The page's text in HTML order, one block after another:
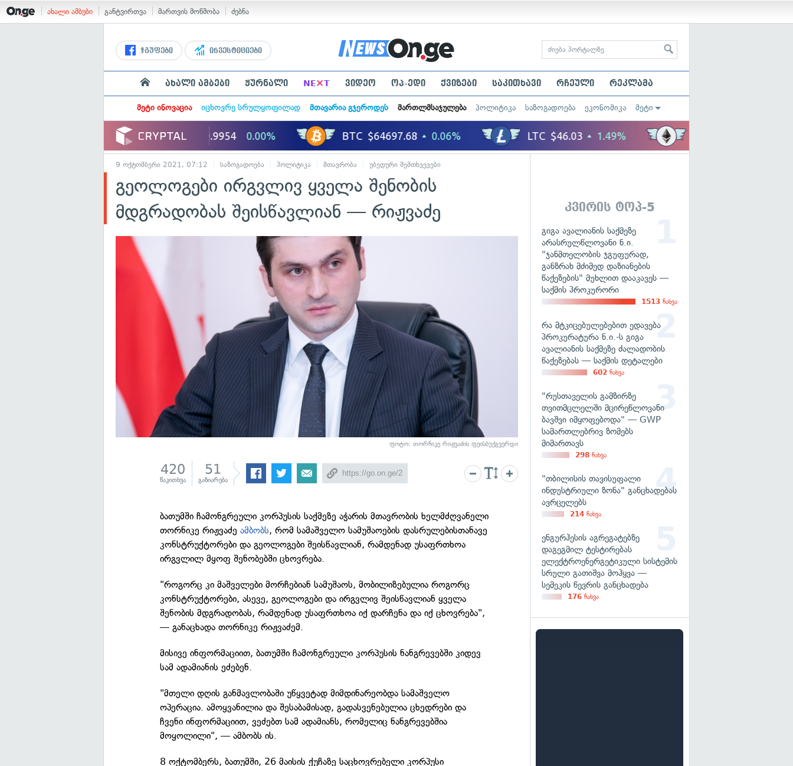
ახალი ამბები განტვირთვა მართვის მოწმობა ძებნა
ჯგუფები ინვესტიციები
ახალი ამბები ჟურნალი NE×T ვიდეო ოპ-ედი ქვიზები საკითხავი რჩეული რეკლამა
მეტი ინოვაცია იცხოვრე სრულყოფილად მთავარია გჯეროდეს მართლმსაჯულება პოლიტიკა საზოგადოება ეკონომიკა მეტი
9 ოქტომბერი 2021, 07:12 საზოგადოება პოლიტიკა მთავრობა უბედური შემთხვევები
გეოლოგები ირგვლივ ყველა შენობის
მდგრადობას შეისწავლიან — რიჟვაძე
ფოტო: თორნიკე რიჟვაძის ფეისბუქგვერდი
420
წაკითხვა
51
გაზიარება
ბათუმში ჩამონგრეული კორპუსის საქმეზე აჭარის მთავრობის ხელმძღვანელი
თორნიკე რიჟვაძეამბობს, რომ სამაშველო სამუშაოების დასრულებისთანავე
კონსტრუქტორები და გეოლოგები შეისწავლიან, რამდენად უსაფრთხოა
ირგვლილ მყოფ შენობებში ცხოვრება.
"როგორც კი მაშველები მორჩებიან სამუშაოს, მობილიზებულია როგორც
კონსტრუქტორები, ასევე, გეოლოგები და ირგვლივ შეისწავლიან ყველა
შენობის მდგრადობას, რამდენად უსაფრთხოა იქ დარჩენა და იქ ცხოვრება",
— განაცხადა თორნიკე რიჟვაძემ.
მისივე ინფორმაციით, ბათუმში ჩამონგრეული კორპუსის ნანგრევებში კიდევ
სამ ადამიანის ეძებენ.
"მთელი დღის განმავლობაში უწყვეტად მიმდინარეობდა სამაშველო
ოპერაცია. ამოყვანილია და შესაბამისად, გადასვენებულია ცხედრები და
ჩვენი ინფორმაციით, ვეძებთ სამ ადამიანს, რომელიც ნანგრევებშია
მოყოლილი", — ამბობს ის.
8 ოქტომბერს, ბათუმში, 26 მაისის ქუჩაზე საცხოვრებელი კორპუსი
კვირის ტოპ-5
გიგა ავალიანის საქმეზე
არასრულწლოვანი ნ.ი.
"ჯანმთელობის ჯგუფურად,
განზრახ მძიმედ დაზიანების
წაქეზების" მუხლით დააკავეს —
საქმის პროკურორი
1513 ნახვა
რა მტკიცებულებებით ედავება
პროკურატურა ნ.ი.-ს გიგა
ავალიანის საქმეზე ძალადობის
წაქეზებას — საქმის დეტალები
602 ნახვა
"რუსთაველის გამზირზე
თვითმცლელში მცირეწლოვანი
ბავშვი იმყოფებოდა" — GWP
სამართლებრივ ზომებს
მიმართავს
298 ნახვა
"თბილისის თავისუფალი
ინდუსტრიული ზონა" განცხადებას
ავრცელებს
214 ნახვა
ენგურჰესის აგრეგატებზე
დაგეგმილ ტესტირებას
ელექტროენერგეტიკული სისტემის
სრული გათიშვა მოჰყვა —
სემეკის წევრის განცხადება
176 ნახვა